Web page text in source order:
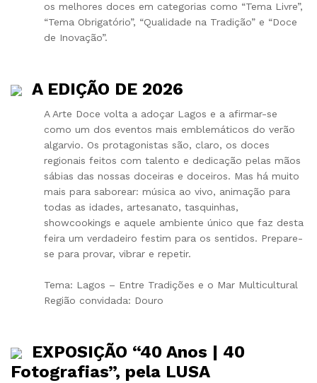
os melhores doces em categorias como “Tema Livre”,
“Tema Obrigatório”, “Qualidade na Tradição” e “Doce
de Inovação”.
A EDIÇÃO DE 2026
A Arte Doce volta a adoçar Lagos e a afirmar-se
como um dos eventos mais emblemáticos do verão
algarvio. Os protagonistas são, claro, os doces
regionais feitos com talento e dedicação pelas mãos
sábias das nossas doceiras e doceiros. Mas há muito
mais para saborear: música ao vivo, animação para
todas as idades, artesanato, tasquinhas,
showcookings e aquele ambiente único que faz desta
feira um verdadeiro festim para os sentidos. Prepare-
se para provar, vibrar e repetir.
Tema: Lagos – Entre Tradições e o Mar Multicultural
Região convidada: Douro
EXPOSIÇÃO “40 Anos | 40
Fotografias”, pela LUSA